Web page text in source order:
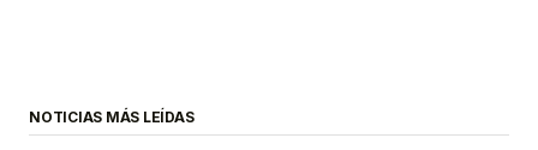
NOTICIAS MÁS LEÍDAS